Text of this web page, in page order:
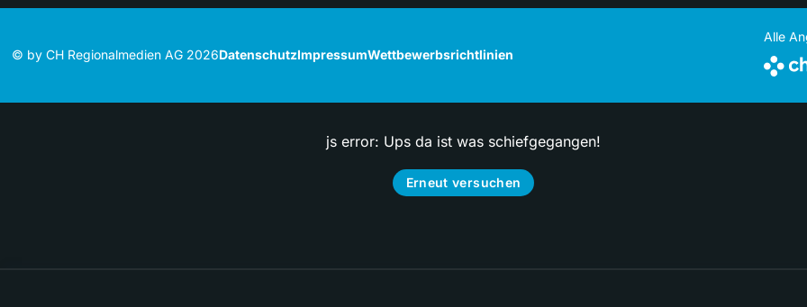
© by CH Regionalmedien AG 2026DatenschutzImpressumWettbewerbsrichtlinien
Alle
js error: Ups da ist was schiefgegangen!
Erneut versuchen